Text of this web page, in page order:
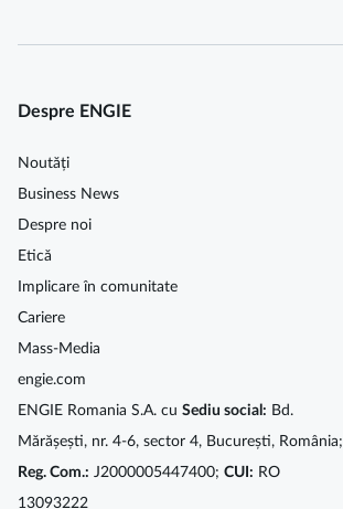
Despre ENGIE
Noutăți
Business News
Despre noi
Etică
Implicare în comunitate
Cariere
Mass-Media
engie.com
ENGIE Romania S.A. cu Sediu social: Bd.
Mărășești, nr. 4-6, sector 4, București, România;
Reg. Com.: J2000005447400; CUI: RO
13093222